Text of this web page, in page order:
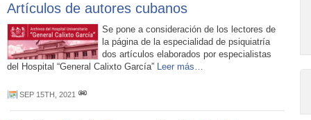
Artículos de autores cubanos
Se pone a consideración de los lectores de
la página de la especialidad de psiquiatría
dos artículos elaborados por especialistas
del Hospital “General Calixto García” Leer más…
SEP 15TH, 2021